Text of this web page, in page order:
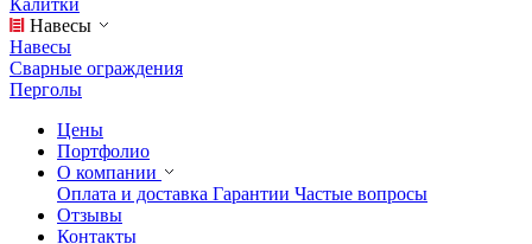
Навесы
Навесы
Сварные ограждения
Перголы
Цены
Портфолио
О компании
Оплата и доставка Гарантии Частые вопросы
Отзывы
Контакты